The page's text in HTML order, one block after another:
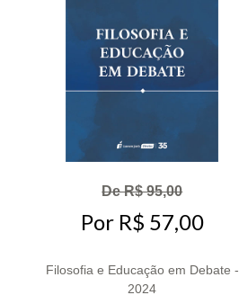
De R$ 95,00
Por R$ 57,00
Filosofia e Educação em Debate -
2024